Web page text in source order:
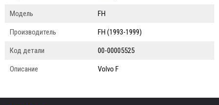
Модель FH
Производитель FH (1993-1999)
Код детали 00-00005525
Описание Volvo F